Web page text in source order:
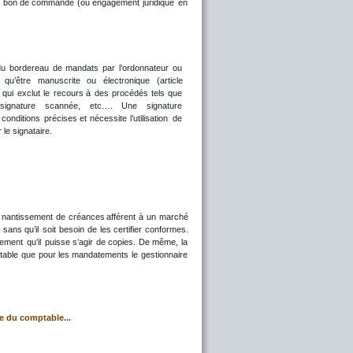
bon de commande (ou engagement juridique en
nantissement de créances afférent à un marché
sans qu’il soit besoin de les certifier conformes.
qu’il puisse s’agir de copies. De même, la
que pour les mandatements le gestionnaire
du comptable...
bordereau de mandats par l’ordonnateur ou
qu’être
manuscrite ou électronique
(article
qui exclut le recours à des procédés tels que
signature
scannée, etc…. Une
signature
conditions précises et nécessite l’utilisation de
signataire.